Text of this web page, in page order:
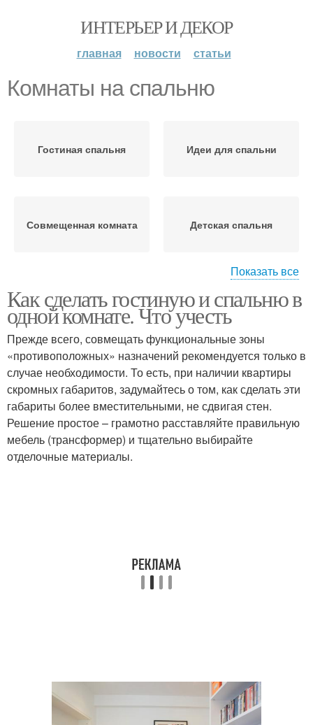
ИНТЕРЬЕР И ДЕКОР
главная новости статьи
Комнаты на спальню
Гостиная спальня Идеи для спальни
Совмещенная комната Детская спальня
стилях
Разные комнаты
Показать все
Как сделать гостиную и спальню в
одной комнате. Что учесть
Прежде всего, совмещать функциональные зоны
«противоположных» назначений рекомендуется только в
случае необходимости. То есть, при наличии квартиры
скромных габаритов, задумайтесь о том, как сделать эти
габариты более вместительными, не сдвигая стен.
Решение простое – грамотно расставляйте правильную
мебель (трансформер) и тщательно выбирайте
отделочные материалы.